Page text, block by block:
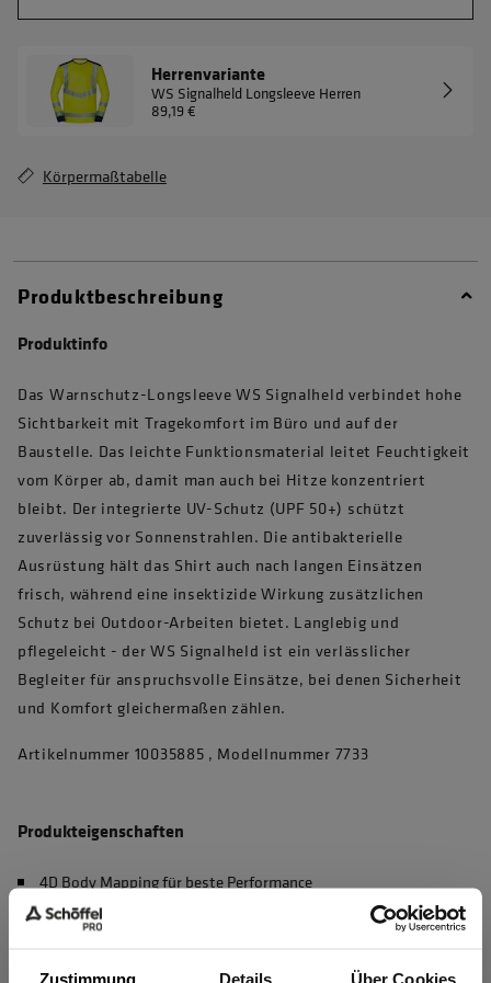
Zustimmung Details Über Cookies
Herrenvariante
WS Signalheld Longsleeve Herren
89,19 €
Körpermaßtabelle
Produktbeschreibung
Produktinfo
Das Warnschutz-Longsleeve WS Signalheld verbindet hohe
Sichtbarkeit mit Tragekomfort im Büro und auf der
Baustelle. Das leichte Funktionsmaterial leitet Feuchtigkeit
vom Körper ab, damit man auch bei Hitze konzentriert
bleibt. Der integrierte UV-Schutz (UPF 50+) schützt
zuverlässig vor Sonnenstrahlen. Die antibakterielle
Ausrüstung hält das Shirt auch nach langen Einsätzen
frisch, während eine insektizide Wirkung zusätzlichen
Schutz bei Outdoor-Arbeiten bietet. Langlebig und
pflegeleicht - der WS Signalheld ist ein verlässlicher
Begleiter für anspruchsvolle Einsätze, bei denen Sicherheit
und Komfort gleichermaßen zählen.
Artikelnummer 10035885 , Modellnummer 7733
Produkteigenschaften
4D Body Mapping für beste Performance
Waschbar bei 60°C, max. 50 Haushaltswäschen (EN 20471)